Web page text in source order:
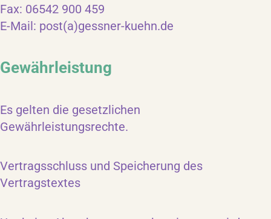
Fax: 06542 900 459
E-Mail: post(a)gessner-kuehn.de
Gewährleistung
Es gelten die gesetzlichen
Gewährleistungsrechte.
Vertragsschluss und Speicherung des
Vertragstextes